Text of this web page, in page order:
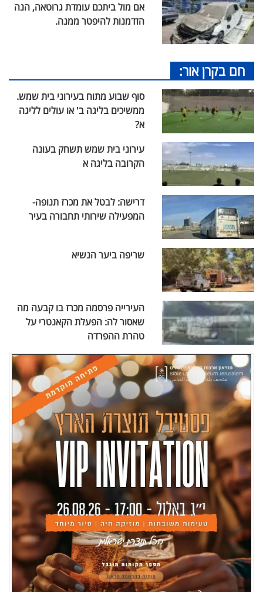
אם מול ביתכם עומדת גרוטאה, הנה
הזדמנות להיפטר ממנה.
חם בקרן אור:
סוף שבוע מתוח בעירוני בית שמש.
ממשיכים בליגה ב' או עולים לליגה
א?
עירוני בית שמש תשחק בעונה
הקרובה בליגה א
דרישה: לבטל את מכרז תנופה-
המפעילה שירותי תחבורה בעיר
שריפה ביער הנשיא
העירייה פרסמה מכרז בו קבעה מה
שאסור לה: הפעלת הקאנטרי על
טהרת ההפרדה